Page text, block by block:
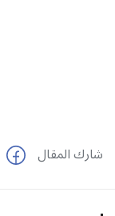
شارك المقال